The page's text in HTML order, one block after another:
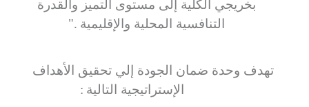
بخريجي الكلية إلى مستوى التميز والقدرة
التنافسية المحلية والإقليمية ".
تهدف وحدة ضمان الجودة إلي تحقيق الأهداف
الإستراتيجية التالية :